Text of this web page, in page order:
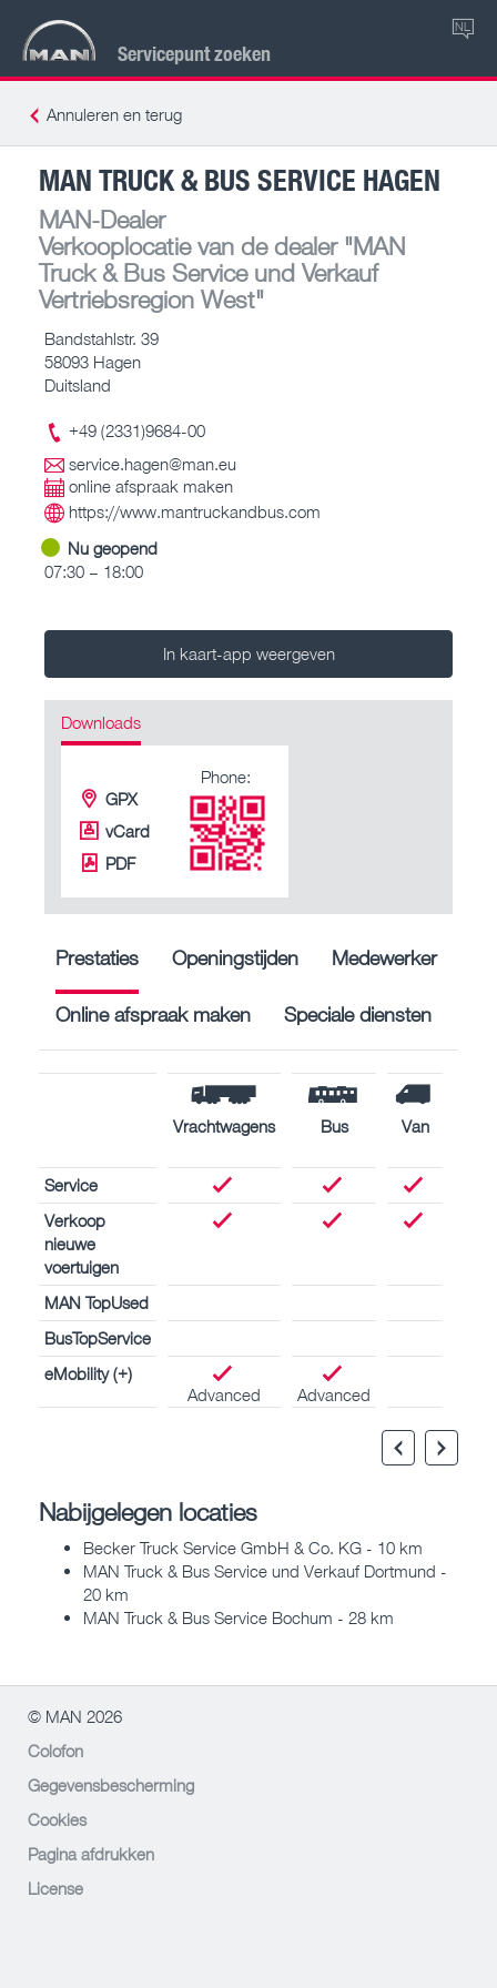
Servicepunt zoeken
NL
Annuleren en terug
MAN TRUCK & BUS SERVICE HAGEN
MAN-Dealer
Verkooplocatie van de dealer"MAN
Truck & Bus Service und Verkauf
Vertriebsregion West"
Bandstahlstr. 39
58093 Hagen
Duitsland
+49 (2331)9684-00
service.hagen@man.eu
online afspraak maken
https://www.mantruckandbus.com
Nu geopend
07:30 – 18:00
In kaart-app weergeven
Downloads
GPX
vCard
PDF
Phone:
Prestaties Openingstijden Medewerker
Online afspraak maken Speciale diensten
Vrachtwagens Bus Van
Service
Verkoop
nieuwe
voertuigen
MAN TopUsed
BusTopService
eMobility (+)
Advanced
Advanced
Nabijgelegen locaties
Becker Truck Service GmbH & Co. KG - 10 km
MAN Truck & Bus Service und Verkauf Dortmund -
20 km
MAN Truck & Bus Service Bochum - 28 km
© MAN 2026
Colofon
Gegevensbescherming
Cookies
Pagina afdrukken
License